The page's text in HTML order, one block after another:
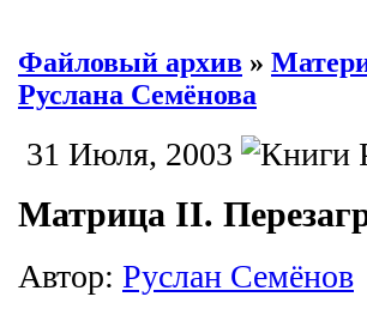
Файловый архив »
Руслана Семёнова
31 Июля, 2003
Матрица II.
Автор: Руслан Семёнов